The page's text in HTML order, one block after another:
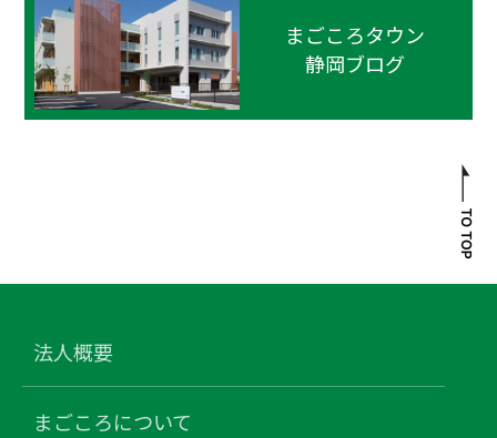
まごころタウン
静岡ブログ
法人概要
まごころについて